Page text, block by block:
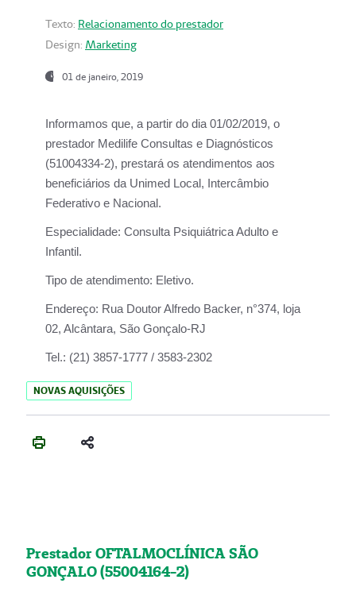
Texto: Relacionamento do prestador
Design: Marketing
01 de janeiro, 2019
Informamos que, a partir do dia 01/02/2019, o
prestador Medilife Consultas e Diagnósticos
(51004334-2), prestará os atendimentos aos
beneficiários da Unimed Local, Intercâmbio
Federativo e Nacional.
Especialidade: Consulta Psiquiátrica Adulto e
Infantil.
Tipo de atendimento: Eletivo.
Endereço: Rua Doutor Alfredo Backer, n°374, loja
02, Alcântara, São Gonçalo-RJ
Tel.: (21) 3857-1777 / 3583-2302
NOVAS AQUISIÇÕES
Prestador OFTALMOCLÍNICA SÃO
GONÇALO (55004164-2)